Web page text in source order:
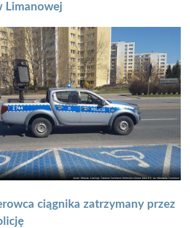
Limanowej
ciągnika zatrzymany przez